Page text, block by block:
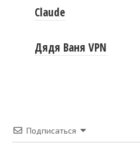
Claude
Дядя Ваня VPN
Подписаться